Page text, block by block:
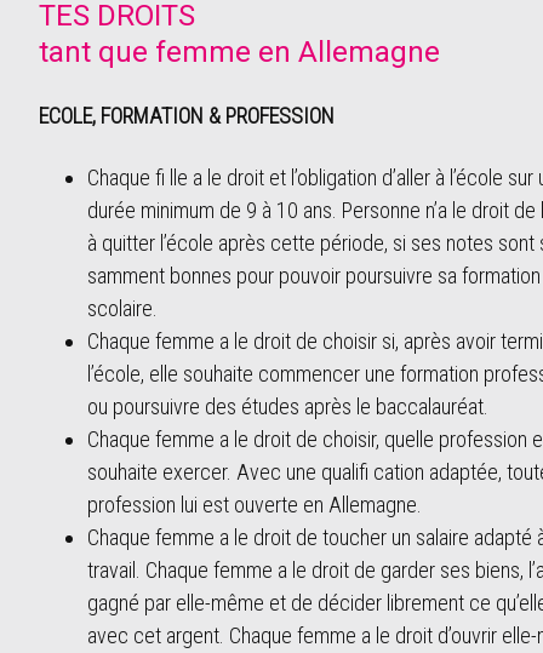
TES DROITS
tant que femme en Allemagne
ECOLE, FORMATION & PROFESSION
Chaque fi lle a le droit et l’obligation d’aller à l’école sur
durée minimum de 9 à 10 ans. Personne n’a le droit de
à quitter l’école après cette période, si ses notes sont
samment bonnes pour pouvoir poursuivre sa formation
scolaire.
Chaque femme a le droit de choisir si, après avoir
l’école, elle souhaite commencer une formation
ou poursuivre des études après le baccalauréat.
Chaque femme a le droit de choisir, quelle profession
souhaite exercer. Avec une qualifi cation adaptée,
profession lui est ouverte en Allemagne.
Chaque femme a le droit de toucher un salaire adapté
travail. Chaque femme a le droit de garder ses biens,
gagné par elle-même et de décider librement ce
avec cet argent. Chaque femme a le droit d’ouvrir